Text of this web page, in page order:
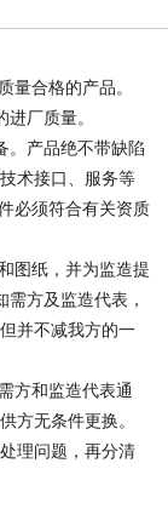
量合格的产品。
厂质量。
。产品绝不带缺陷
术接口、服务等
必须符合有关资质
图纸，并为监造提
方及监造代表，
并不减我方的一
方和监造代表通
方无条件更换。
理问题，再分清